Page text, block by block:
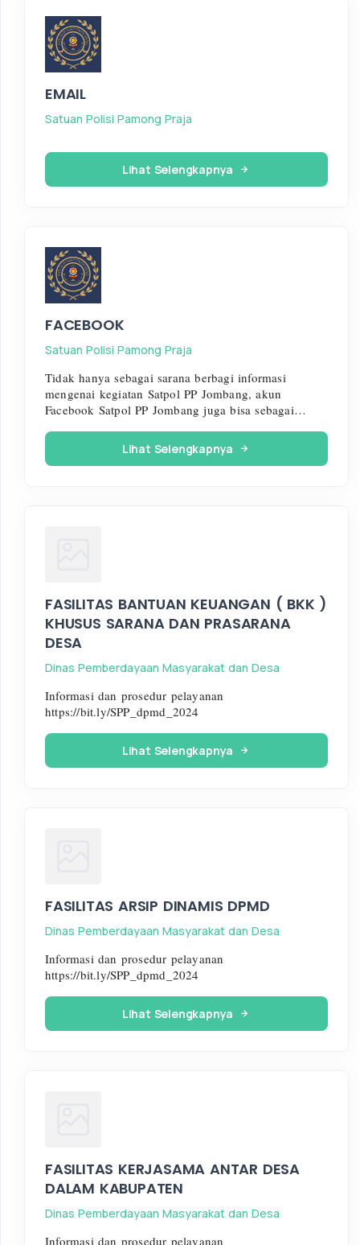
EMAIL
Satuan Polisi Pamong Praja
Lihat Selengkapnya
FACEBOOK
Satuan Polisi Pamong Praja
Tidak hanya sebagai sarana berbagi informasi
mengenai kegiatan Satpol PP Jombang, akun
Facebook Satpol PP Jombang juga bisa sebagai
warga/masyarakat.Lihat Selengkapnya
FASILITAS BANTUAN KEUANGAN ( BKK )
KHUSUS SARANA DAN PRASARANA
DESA
Dinas Pemberdayaan Masyarakat dan Desa
Informasi dan prosedur pelayanan
https://bit.ly/SPP_dpmd_2024
Lihat Selengkapnya
FASILITAS ARSIP DINAMIS DPMD
Dinas Pemberdayaan Masyarakat dan Desa
Informasi dan prosedur pelayanan
https://bit.ly/SPP_dpmd_2024
Lihat Selengkapnya
FASILITAS KERJASAMA ANTAR DESA
DALAM KABUPATEN
Dinas Pemberdayaan Masyarakat dan Desa
Informasi dan prosedur pelayanan